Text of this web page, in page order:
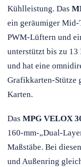
Kühlleistung. Das
ein geräumiger
PWM-Lüftern und
unterstützt bis zu
und hat eine
Grafikkarten-Stütze
Karten.
Das MPG VELOX
160-mm-„Dual-
Maßstäbe. Bei
und Außenring